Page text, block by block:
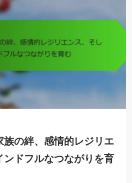
族の絆、感情的レジリエ
ンドフルなつながりを育